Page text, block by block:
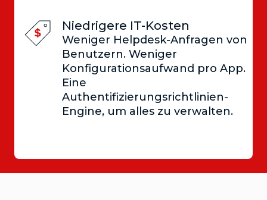
Niedrigere IT-Kosten
Weniger Helpdesk-Anfragen von
Benutzern. Weniger
Konfigurationsaufwand pro App.
Eine
Authentifizierungsrichtlinien-
Engine, um alles zu verwalten.